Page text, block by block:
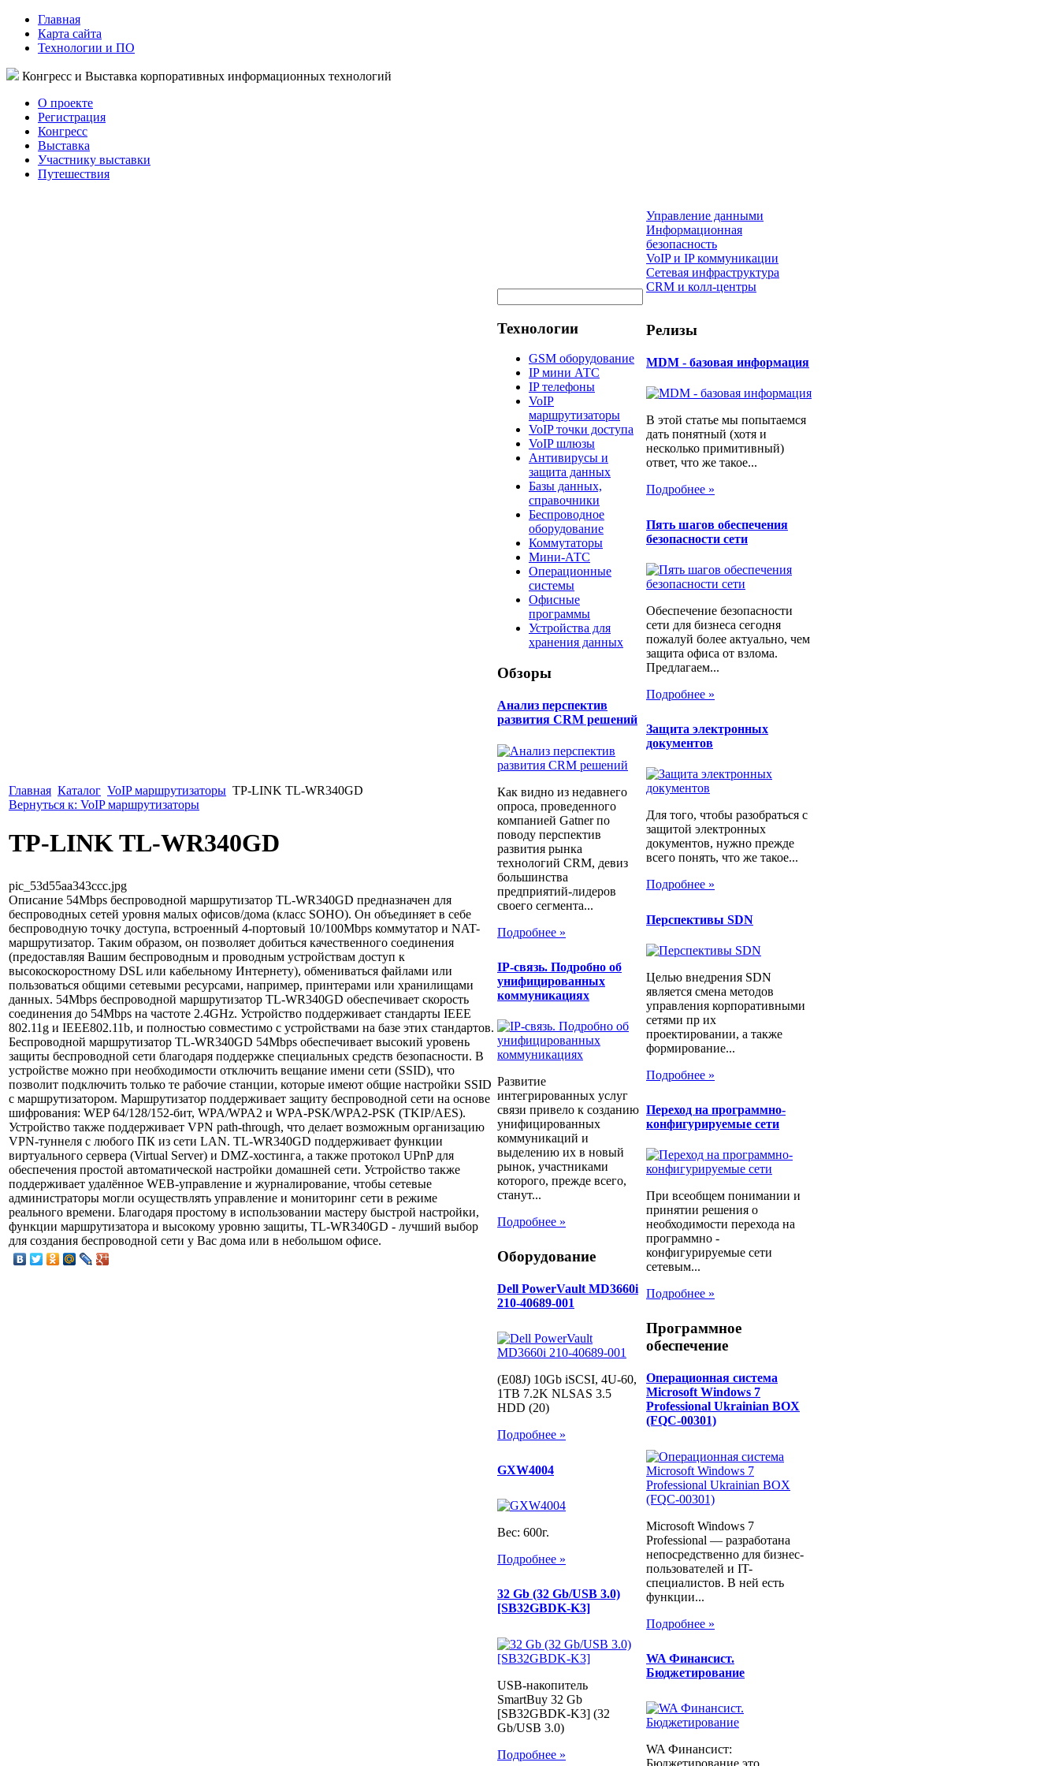
Главная
Карта сайта
Технологии и ПО
Конгресс и Выставка корпоративных информационных технологий
О проекте
Регистрация
Конгресс
Выставка
Участнику выставки
Путешествия
Главная Каталог VoIP маршрутизаторы TP-LINK TL-WR340GD
Вернуться к: VoIP маршрутизаторы
TP-LINK TL-WR340GD
pic_53d55aa343ccc.jpg
Описание 54Mbps беспроводной маршрутизатор TL-WR340GD предназначен для
беспроводных сетей уровня малых офисов/дома (класс SOHO). Он объединяет в себе
беспроводную точку доступа, встроенный 4-портовый 10/100Mbps коммутатор и NAT-
маршрутизатор. Таким образом, он позволяет добиться качественного соединения
(предоставляя Вашим беспроводным и проводным устройствам доступ к
высокоскоростному DSL или кабельному Интернету), обмениваться файлами или
пользоваться общими сетевыми ресурсами, например, принтерами или хранилищами
данных. 54Mbps беспроводной маршрутизатор TL-WR340GD обеспечивает скорость
соединения до 54Mbps на частоте 2.4GHz. Устройство поддерживает стандарты IEEE
802.11g и IEEE802.11b, и полностью совместимо с устройствами на базе этих стандартов.
Беспроводной маршрутизатор TL-WR340GD 54Mbps обеспечивает высокий уровень
защиты беспроводной сети благодаря поддержке специальных средств безопасности. В
устройстве можно при необходимости отключить вещание имени сети (SSID), что
позволит подключить только те рабочие станции, которые имеют общие настройки SSID
с маршрутизатором. Маршрутизатор поддерживает защиту беспроводной сети на основе
шифрования: WEP 64/128/152-бит, WPA/WPA2 и WPA-PSK/WPA2-PSK (TKIP/AES).
Устройство также поддерживает VPN path-through, что делает возможным организацию
VPN-туннеля с любого ПК из сети LAN. TL-WR340GD поддерживает функции
виртуального сервера (Virtual Server) и DMZ-хостинга, а также протокол UPnP для
обеспечения простой автоматической настройки домашней сети. Устройство также
поддерживает удалённое WEB-управление и журналирование, чтобы сетевые
администраторы могли осуществлять управление и мониторинг сети в режиме
реального времени. Благодаря простому в использовании мастеру быстрой настройки,
функции маршрутизатора и высокому уровню защиты, TL-WR340GD - лучший выбор
для создания беспроводной сети у Вас дома или в небольшом офисе.
Технологии
GSM оборудование
IP мини АТС
IP телефоны
VoIP
маршрутизаторы
VoIP точки доступа
VoIP шлюзы
Антивирусы и
защита данных
Базы данных,
справочники
Беспроводное
оборудование
Коммутаторы
Мини-АТС
Операционные
системы
Офисные
программы
Устройства для
хранения данных
Обзоры
Анализ перспектив
развития CRM решений
Как видно из недавнего
опроса, проведенного
компанией Gatner по
поводу перспектив
развития рынка
технологий CRM, девиз
большинства
предприятий-лидеров
своего сегмента...
Подробнее »
IP-связь. Подробно об
унифицированных
коммуникациях
Развитие
интегрированных услуг
связи привело к созданию
унифицированных
коммуникаций и
выделению их в новый
рынок, участниками
которого, прежде всего,
станут...
Подробнее »
Оборудование
Dell PowerVault MD3660i
210-40689-001
(E08J) 10Gb iSCSI, 4U-60,
1TB 7.2K NLSAS 3.5
HDD (20)
Подробнее »
GXW4004
Вес: 600г.
Подробнее »
32 Gb (32 Gb/USB 3.0)
[SB32GBDK-K3]
USB-накопитель
SmartBuy 32 Gb
[SB32GBDK-K3] (32
Gb/USB 3.0)
Подробнее »
Управление данными
Информационная
безопасность
VoIP и IP коммуникации
Сетевая инфраструктура
CRM и колл-центры
Релизы
MDM - базовая информация
В этой статье мы попытаемся
дать понятный (хотя и
несколько примитивный)
ответ, что же такое...
Подробнее »
Пять шагов обеспечения
безопасности сети
Обеспечение безопасности
сети для бизнеса сегодня
пожалуй более актуально, чем
защита офиса от взлома.
Предлагаем...
Подробнее »
Защита электронных
документов
Для того, чтобы разобраться с
защитой электронных
документов, нужно прежде
всего понять, что же такое...
Подробнее »
Перспективы SDN
Целью внедрения SDN
является смена методов
управления корпоративными
сетями пр их
проектировании, а также
формирование...
Подробнее »
Переход на программно-
конфигурируемые сети
При всеобщем понимании и
принятии решения о
необходимости перехода на
программно -
конфигурируемые сети
сетевым...
Подробнее »
Программное
обеспечение
Операционная система
Microsoft Windows 7
Professional Ukrainian BOX
(FQC-00301)
Microsoft Windows 7
Professional — разработана
непосредственно для бизнес-
пользователей и IT-
специалистов. В ней есть
функции...
Подробнее »
WA Финансист.
Бюджетирование
WA Финансист: